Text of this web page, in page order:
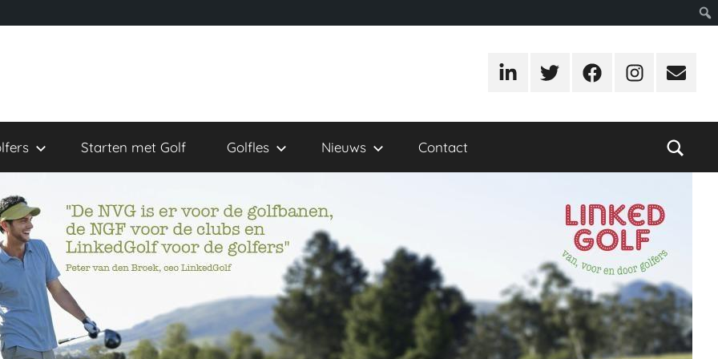
LinkedInTwitterFacebookInstagram
E-
Starten met Golf Golfles Nieuws Contact